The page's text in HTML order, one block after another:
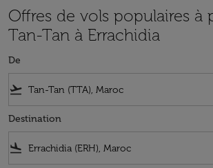
Offres de vols populaires à
Tan-Tan à Errachidia
De
flight_takeoff
Destination
flight_land